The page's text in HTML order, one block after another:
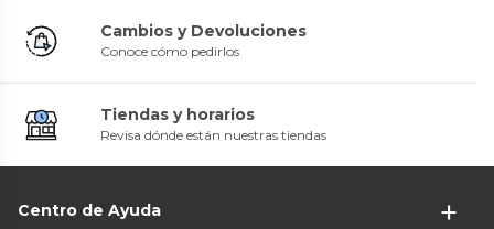
Cambios y Devoluciones
Conoce cómo pedirlos
Tiendas y horarios
Revisa dónde están nuestras tiendas
Centro de Ayuda